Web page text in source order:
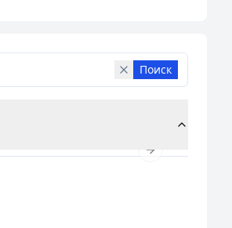
Поиск
Next slide